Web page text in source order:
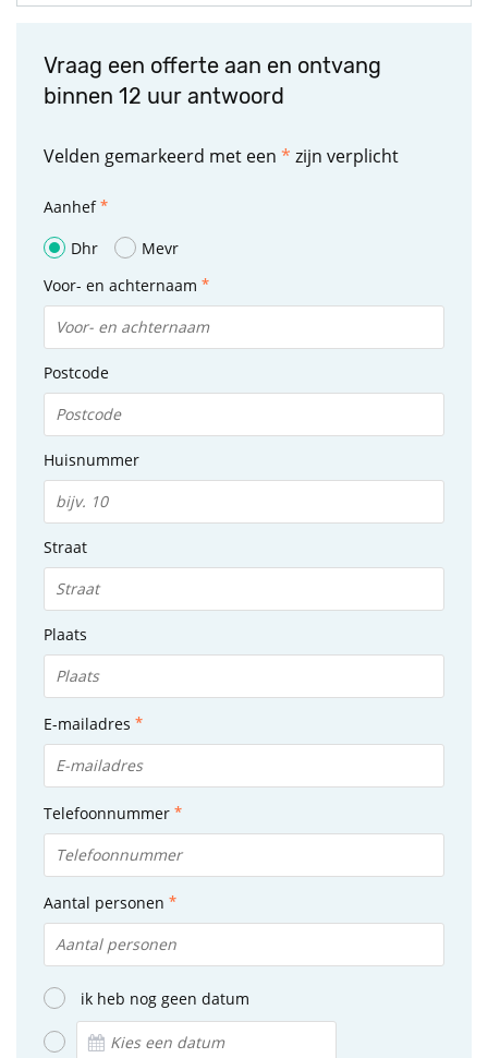
Vraag een offerte aan en ontvang
binnen 12 uur antwoord
Velden gemarkeerd met een * zijn verplicht
Aanhef
Dhr
Mevr
Voor- en achternaam
Postcode
Huisnummer
Straat
Plaats
E-mailadres
Telefoonnummer
Aantal personen
ik heb nog geen datum